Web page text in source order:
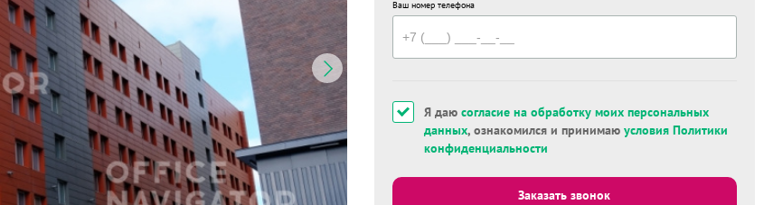
Ваш номер телефона
Я даю согласие на обработку моих персональных
данных, ознакомился и принимаю условия Политики
конфиденциальности
Заказать звонок